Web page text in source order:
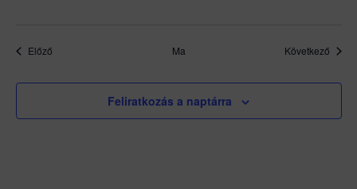
ElőzőEsemények Ma Következő
Feliratkozás a naptárra